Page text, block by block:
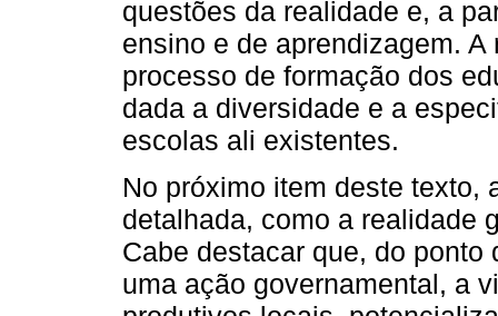
questões da realidade e, a
ensino e de aprendizagem.
processo de formação dos
dada a diversidade e a
escolas ali existentes.
No próximo item deste texto,
detalhada, como a realidade
Cabe destacar que, do
uma ação governamental, a